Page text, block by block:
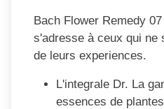
Bach Flower Remedy
s'adresse à ceux qui ne
de leurs experiences.
L'integrale Dr. La
essences de